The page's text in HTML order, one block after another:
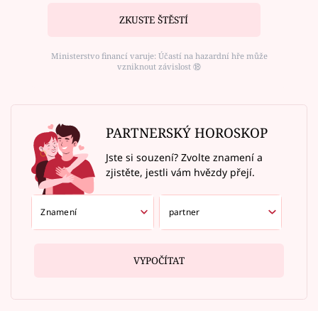
ZKUSTE ŠTĚSTÍ
Ministerstvo financí varuje: Účastí na hazardní hře může
vzniknout závislost ⑱
PARTNERSKÝ HOROSKOP
Jste si souzení? Zvolte znamení a
zjistěte, jestli vám hvězdy přejí.
VYPOČÍTAT